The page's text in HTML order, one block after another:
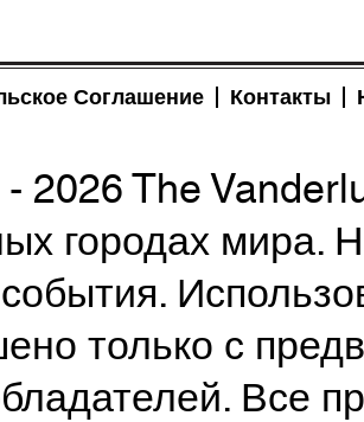
Соглашение Контакты
2026 The
городах
только с
Все